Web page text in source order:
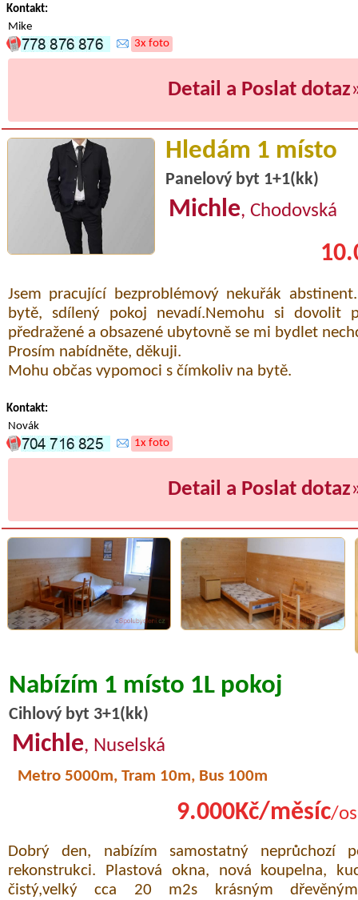
Kontakt:
Mike
3x foto
Detail a Poslat dotaz
Hledám 1 místo
Panelový byt 1+1(kk)
Michle, Chodovská
Jsem pracující bezproblémový nekuřák
bytě, sdílený pokoj nevadí.Nemohu si
předražené a obsazené ubytovně se mi bydlet
Prosím nabídněte, děkuji.
Mohu občas vypomoci s čímkoliv na bytě.
Kontakt:
Novák
1x foto
Detail a Poslat dotaz
Nabízím 1 místo 1L pokoj
Cihlový byt 3+1(kk)
Michle, Nuselská
Metro 5000m, Tram 10m, Bus 100m
9.000Kč/měsíc/
Dobrý den, nabízím samostatný
rekonstrukci. Plastová okna, nová koupelna,
čistý,velký cca 20 m2s krásným